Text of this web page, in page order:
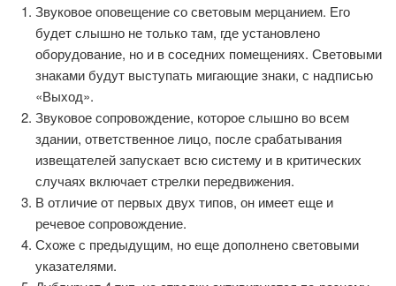
Звуковое оповещение со световым мерцанием. Его
будет слышно не только там, где установлено
оборудование, но и в соседних помещениях. Световыми
знаками будут выступать мигающие знаки, с надписью
«Выход».
Звуковое сопровождение, которое слышно во всем
здании, ответственное лицо, после срабатывания
извещателей запускает всю систему и в критических
случаях включает стрелки передвижения.
В отличие от первых двух типов, он имеет еще и
речевое сопровождение.
Схоже с предыдущим, но еще дополнено световыми
указателями.